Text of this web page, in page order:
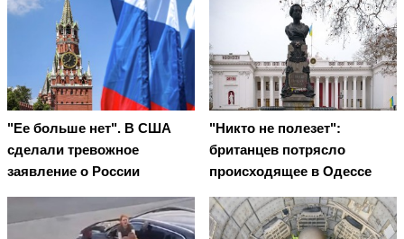
"Ее больше нет". В США
сделали тревожное
заявление о России
"Никто не полезет":
британцев потрясло
происходящее в Одессе